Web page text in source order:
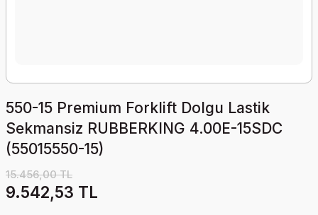
550-15 Premium Forklift Dolgu Lastik
Sekmansiz RUBBERKING 4.00E-15SDC
(55015550-15)
15.456,00 TL
9.542,53 TL